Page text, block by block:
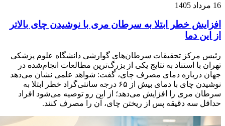
16 مرداد 1405
افزایش خطر ابتلا به سرطان مری با نوشیدن چای بالاتر
از این دما
رئیس مرکز تحقیقات سرطان‌های گوارشی دانشگاه علوم پزشکی
تهران با استناد به نتایج یکی از بزرگ‌ترین مطالعات انجام‌شده در
جهان درباره دمای مصرف چای، گفت: شواهد علمی نشان می‌دهد
نوشیدن چای با دمای بیش از ۶۵ درجه سانتی‌گراد خطر ابتلا به
سرطان مری را افزایش می‌دهد؛ از این رو توصیه می‌شود افراد
حداقل سه دقیقه پس از ریختن چای، آن را مصرف کنند.